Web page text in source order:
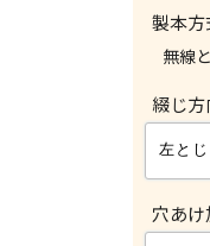
製本方
無線
綴じ方
穴あけ